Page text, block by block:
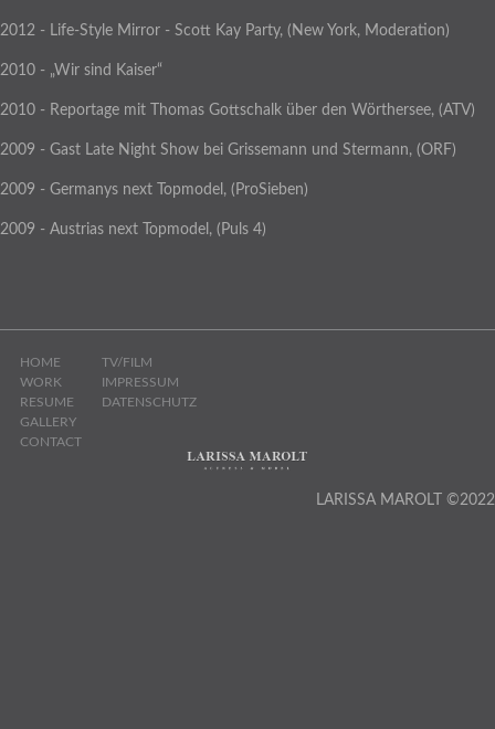
2012 - Life-Style Mirror - Scott Kay Party, (New York, Moderation)
2010 - „Wir sind Kaiser“
2010 - Reportage mit Thomas Gottschalk über den Wörthersee, (ATV)
2009 - Gast Late Night Show bei Grissemann und Stermann, (ORF)
2009 - Germanys next Topmodel, (ProSieben)
2009 - Austrias next Topmodel, (Puls 4)
HOME
WORK
RESUME
GALLERY
CONTACT
TV/FILM
IMPRESSUM
DATENSCHUTZ
LARISSA MAROLT ©2022